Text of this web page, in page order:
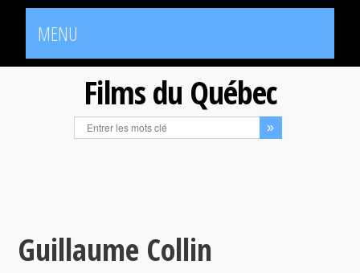
MENU
Films du Québec
Guillaume Collin